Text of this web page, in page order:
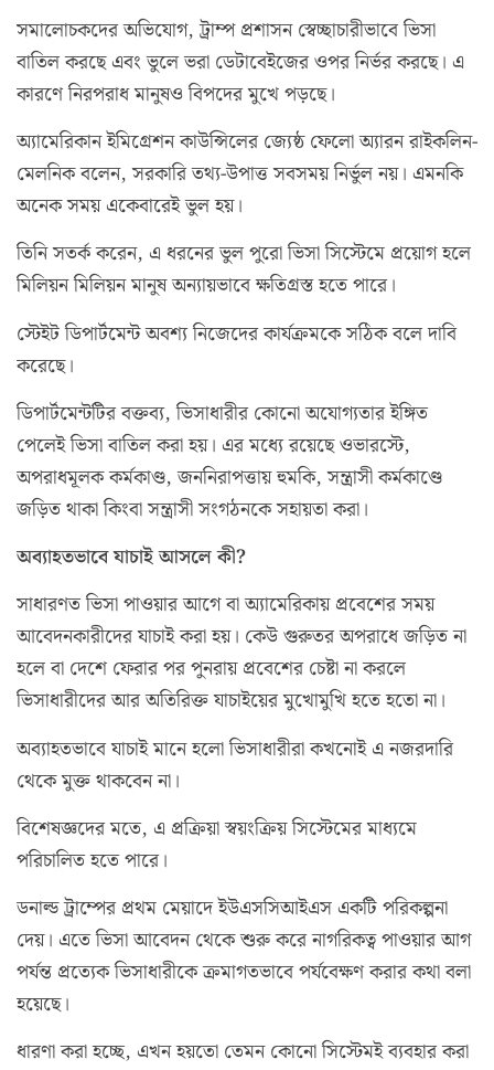
সমালোচকদের অভিযোগ, ট্রাম্প প্রশাসন স্বেচ্ছাচারীভাবে ভিসা
বাতিল করছে এবং ভুলে ভরা ডেটাবেইজের ওপর নির্ভর করছে। এ
কারণে নিরপরাধ মানুষও বিপদের মুখে পড়ছে।
অ্যামেরিকান ইমিগ্রেশন কাউন্সিলের জ্যেষ্ঠ ফেলো অ্যারন রাইকলিন-
মেলনিক বলেন, সরকারি তথ্য-উপাত্ত সবসময় নির্ভুল নয়। এমনকি
অনেক সময় একেবারেই ভুল হয়।
তিনি সতর্ক করেন, এ ধরনের ভুল পুরো ভিসা সিস্টেমে প্রয়োগ হলে
মিলিয়ন মিলিয়ন মানুষ অন্যায়ভাবে ক্ষতিগ্রস্ত হতে পারে।
স্টেইট ডিপার্টমেন্ট অবশ্য নিজেদের কার্যক্রমকে সঠিক বলে দাবি
করেছে।
ডিপার্টমেন্টটির বক্তব্য, ভিসাধারীর কোনো অযোগ্যতার ইঙ্গিত
পেলেই ভিসা বাতিল করা হয়। এর মধ্যে রয়েছে ওভারস্টে,
অপরাধমূলক কর্মকাণ্ড, জননিরাপত্তায় হুমকি, সন্ত্রাসী কর্মকাণ্ডে
জড়িত থাকা কিংবা সন্ত্রাসী সংগঠনকে সহায়তা করা।
অব্যাহতভাবে যাচাই আসলে কী?
সাধারণত ভিসা পাওয়ার আগে বা অ্যামেরিকায় প্রবেশের সময়
আবেদনকারীদের যাচাই করা হয়। কেউ গুরুতর অপরাধে জড়িত না
হলে বা দেশে ফেরার পর পুনরায় প্রবেশের চেষ্টা না করলে
ভিসাধারীদের আর অতিরিক্ত যাচাইয়ের মুখোমুখি হতে হতো না।
অব্যাহতভাবে যাচাই মানে হলো ভিসাধারীরা কখনোই এ নজরদারি
থেকে মুক্ত থাকবেন না।
বিশেষজ্ঞদের মতে, এ প্রক্রিয়া স্বয়ংক্রিয় সিস্টেমের মাধ্যমে
পরিচালিত হতে পারে।
ডনাল্ড ট্রাম্পের প্রথম মেয়াদে ইউএসসিআইএস একটি পরিকল্পনা
দেয়। এতে ভিসা আবেদন থেকে শুরু করে নাগরিকত্ব পাওয়ার আগ
পর্যন্ত প্রত্যেক ভিসাধারীকে ক্রমাগতভাবে পর্যবেক্ষণ করার কথা বলা
হয়েছে।
ধারণা করা হচ্ছে, এখন হয়তো তেমন কোনো সিস্টেমই ব্যবহার করা